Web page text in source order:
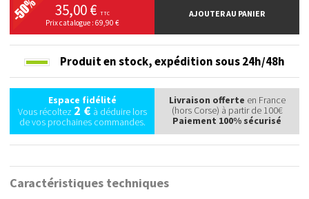
35,00 € TTC
Prix catalogue : 69,90 €
AJOUTER AU PANIER
Produit en stock,expédition sous 24h/48h
Espace fidélité
Vous récoltez 2 €à déduire lors
de vos prochaines commandes.
Livraison offerte en France
(hors Corse) à partir de 100€
Paiement 100% sécurisé
Caractéristiques techniques